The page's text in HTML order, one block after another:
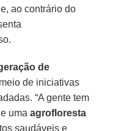
ao contrário do
de
de iniciativas
“A gente tem
umaagrofloresta
saudáveis e